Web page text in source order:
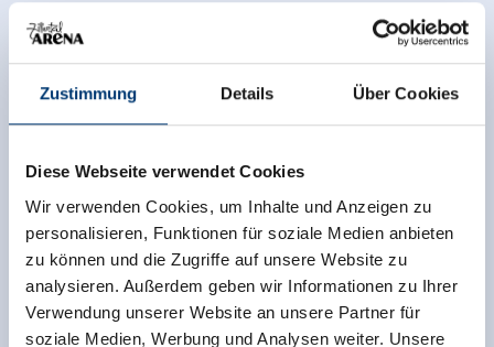
Zustimmung Details Über Cookies
Diese Webseite verwendet Cookies
Wir verwenden Cookies, um Inhalte und Anzeigen zu
personalisieren, Funktionen für soziale Medien anbieten
zu können und die Zugriffe auf unsere Website zu
analysieren. Außerdem geben wir Informationen zu Ihrer
Verwendung unserer Website an unsere Partner für
soziale Medien, Werbung und Analysen weiter. Unsere